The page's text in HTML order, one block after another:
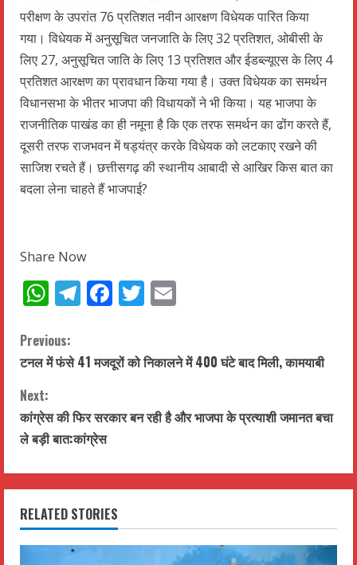
परीक्षण के उपरांत 76 प्रतिशत नवीन आरक्षण विधेयक पारित किया
गया। विधेयक में अनुसूचित जनजाति के लिए 32 प्रतिशत, ओबीसी के
लिए 27, अनुसूचित जाति के लिए 13 प्रतिशत और ईडब्ल्यूएस के लिए 4
प्रतिशत आरक्षण का प्रावधान किया गया है। उक्त विधेयक का समर्थन
विधानसभा के भीतर भाजपा की विधायकों ने भी किया। यह भाजपा के
राजनीतिक पाखंड का ही नमूना है कि एक तरफ समर्थन का ढोंग करते हैं,
दूसरी तरफ राजभवन में षड्यंत्र करके विधेयक को लटकाए रखने की
साजिश रचते हैं। छत्तीसगढ़ की स्थानीय आबादी से आखिर किस बात का
बदला लेना चाहते हैं भाजपाई?
Share Now
WhatsApp
Telegram
Facebook
Twitter
C
o
n
t
i
n
u
Previous:
टनल में फंसे 41 मजदूरों को निकालने में 400 घंटे बाद मिली, कामयाबी
Next:
कांग्रेस की फिर सरकार बन रही है और भाजपा के प्रत्याशी जमानत बचा
ले बड़ी बात:कांग्रेस
RELATED STORIES